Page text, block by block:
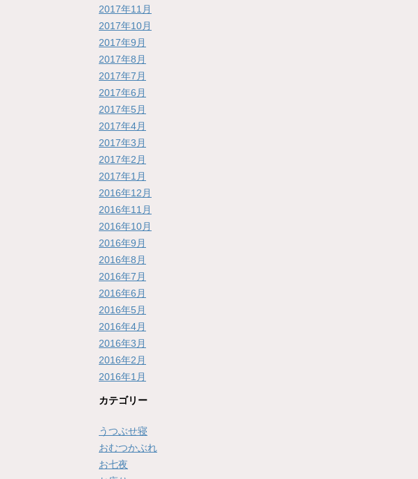
2017年11月
2017年10月
2017年9月
2017年8月
2017年7月
2017年6月
2017年5月
2017年4月
2017年3月
2017年2月
2017年1月
2016年12月
2016年11月
2016年10月
2016年9月
2016年8月
2016年7月
2016年6月
2016年5月
2016年4月
2016年3月
2016年2月
2016年1月
カテゴリー
うつぶせ寝
おむつかぶれ
お七夜